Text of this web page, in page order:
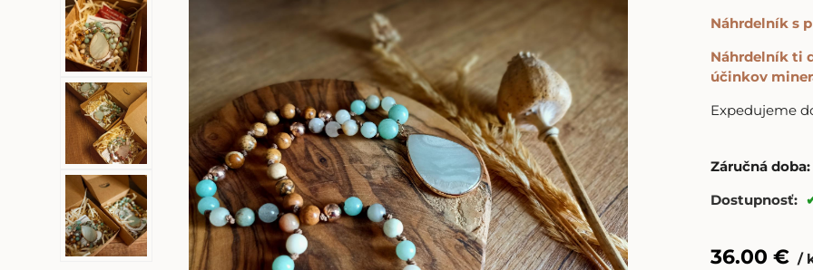
Náhrdelník s
Náhrdelník ti
účinkov
Expedujeme
Záručná doba:
Dostupnosť:
36.00 €